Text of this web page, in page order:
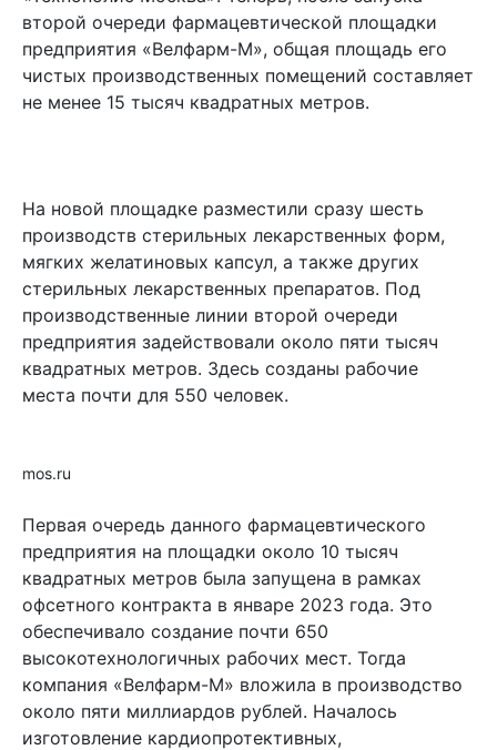
второй очереди фармацевтической площадки
предприятия «Велфарм-М», общая площадь его
чистых производственных помещений составляет
не менее 15 тысяч квадратных метров.
На новой площадке разместили сразу шесть
производств стерильных лекарственных форм,
мягких желатиновых капсул, а также других
стерильных лекарственных препаратов. Под
производственные линии второй очереди
предприятия задействовали около пяти тысяч
квадратных метров. Здесь созданы рабочие
места почти для 550 человек.
mos.ru
Первая очередь данного фармацевтического
предприятия на площадки около 10 тысяч
квадратных метров была запущена в рамках
офсетного контракта в январе 2023 года. Это
обеспечивало создание почти 650
высокотехнологичных рабочих мест. Тогда
компания «Велфарм-М» вложила в производство
около пяти миллиардов рублей. Началось
изготовление кардиопротективных,